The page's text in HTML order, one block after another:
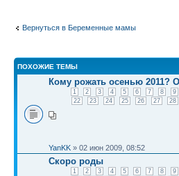
Вернуться в Беременные мамы
ПОХОЖИЕ ТЕМЫ
Кому рожать осенью 2011?
1 2 3 4 5 6 7 8 9
22
23 24 25 26 27 28
YanKK » 02 июн 2009, 08:52
Скоро роды
1 2 3 4 5 6 7 8 9